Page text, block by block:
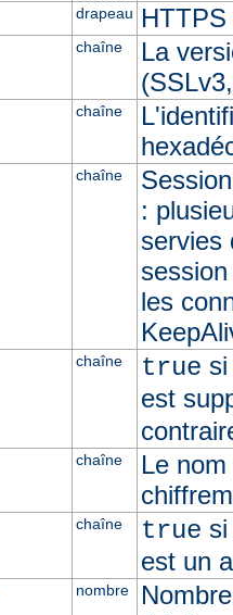
drapeau
chaîne
La
chaîne
chaîne
:
servies
les
chaîne true
est
chaîne
Le
chaîne true
est un
nombre